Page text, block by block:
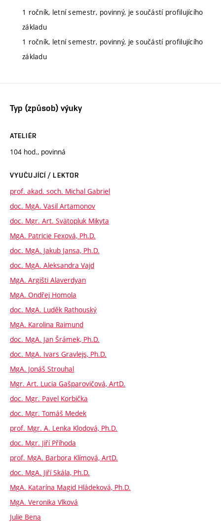
1 ročník, letní semestr, povinný, je součástí profilujícího
základu
1 ročník, letní semestr, povinný, je součástí profilujícího
základu
Typ (způsob) výuky
ATELIÉR
104 hod., povinná
VYUČUJÍCÍ / LEKTOR
prof. akad. soch. Michal Gabriel
doc. MgA. Vasil Artamonov
doc. Mgr. Art. Svätopluk Mikyta
MgA. Patricie Fexová, Ph.D.
doc. MgA. Jakub Jansa, Ph.D.
doc. MgA. Aleksandra Vajd
MgA. Argišti Alaverdyan
MgA. Ondřej Homola
doc. MgA. Luděk Rathouský
MgA. Karolina Raimund
doc. MgA. Jan Šrámek, Ph.D.
doc. MgA. Ivars Gravlejs, Ph.D.
MgA. Jonáš Strouhal
Mgr. Art. Lucia Gašparovičová, ArtD.
doc. Mgr. Pavel Korbička
doc. Mgr. Tomáš Medek
prof. Mgr. A. Lenka Klodová, Ph.D.
doc. Mgr. Jiří Příhoda
prof. MgA. Barbora Klímová, ArtD.
doc. MgA. Jiří Skála, Ph.D.
MgA. Katarína Magid Hládeková, Ph.D.
MgA. Veronika Vlková
Julie Bena